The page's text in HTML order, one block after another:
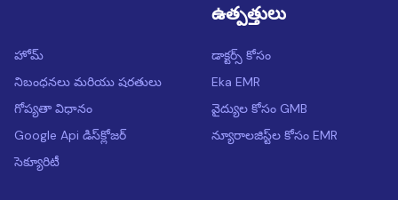
హోమ్
నిబంధనలు మరియు షరతులు
గోప్యతా విధానం
Google Api డిస్‌క్లోజర్
సెక్యూరిటీ
ఉత్పత్తులు
డాక్టర్స్ కోసం
Eka EMR
వైద్యుల కోసం GMB
న్యూరాలజిస్ట్‌ల కోసం EMR